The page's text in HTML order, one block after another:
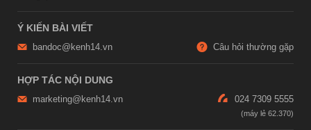
Ý KIẾN BÀI VIẾT
bandoc@kenh14.vn Câu hỏi thường gặp
HỢP TÁC NỘI DUNG
marketing@kenh14.vn 024 7309 5555